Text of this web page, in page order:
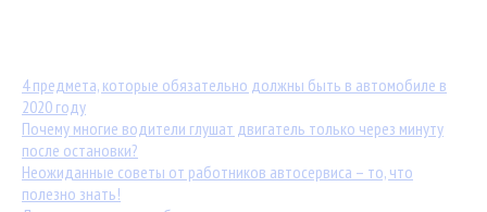
4 предмета, которые обязательно должны быть в автомобиле в
2020 году
Почему многие водители глушат двигатель только через минуту
после остановки?
Неожиданные советы от работников автосервиса – то, что
полезно знать!